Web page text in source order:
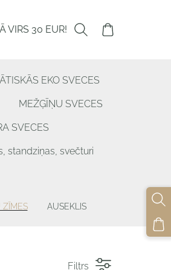
VIRS 30 EUR!
EKO SVECES
MEŽĢĪŅU SVECES
SVECES
standziņas, svečturi
ZĪMES AUSEKLIS
Filtrs